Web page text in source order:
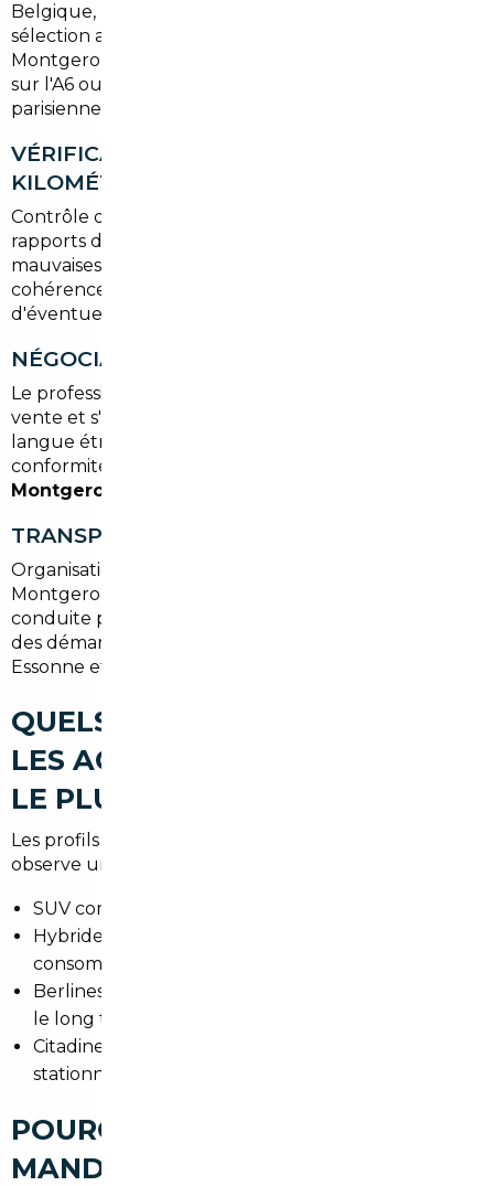
Belgique, Luxembourg ou Espagne et propose une
sélection adaptée aux besoins de mobilité des
Montgeronnais, que ce soit pour le trajet quotidien
sur l'A6 ou pour des déplacements en région
parisienne.
VÉRIFICATION HISTORIQUE ET
KILOMÉTRAGE
Contrôle des factures, du carnet d'entretien, et des
rapports de contrôle technique afin d'éviter les
mauvaises surprises. Le courtier vérifie également la
cohérence du kilométrage et recherche
d'éventuelles altérations.
NÉGOCIATION ET ACHAT
Le professionnel négocie le prix, les conditions de
vente et s'occupe des échanges contractuels en
langue étrangère si nécessaire. Il veille à la
conformité des documents pour l'
Montgeron
TRANSPORT ET IMMATRICULATION
Organisation du rapatriement du véhicule jusqu'à
Montgeron, choix entre transport routier ou
conduite par un professionnel, puis prise en charge
des démarches pour obtenir la carte grise en
Essonne et régler la TVA si applicable.
QUELS TYPES DE VOITURES
LES ACHETEURS RECHERCHENT
LE PLUS À MONTGERON
Les profils varient selon les usages locaux. On
observe une forte demande pour :
SUV compacts pour les familles
Hybrides et hybrides rechargeables pour limiter la
consommation en zone urbaine
Berlines et premium allemandes importées pour
le long trajet
Citadines économiques pour les trajets en ville et
stationnement facile
POURQUOI FAIRE APPEL À UN
MANDATAIRE AUTO À